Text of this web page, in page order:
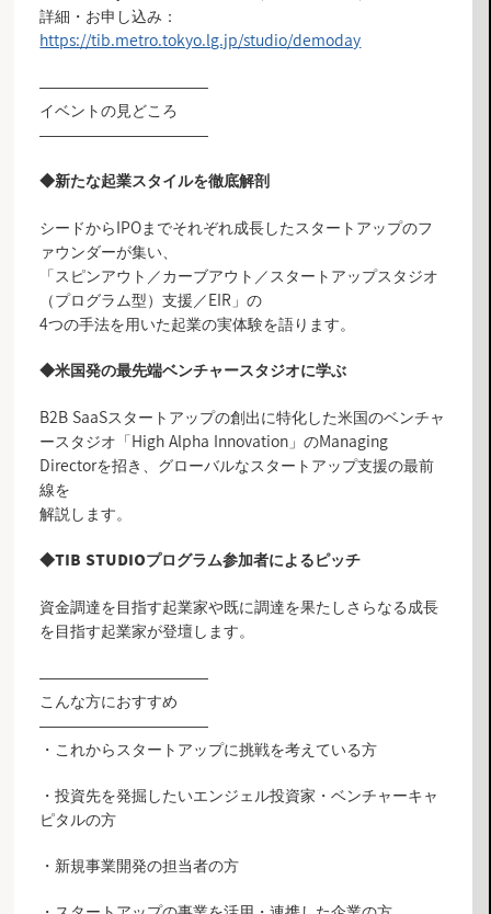
詳細・お申し込み：
https://tib.metro.tokyo.lg.jp/studio/demoday
―――――――――――
イベントの見どころ
―――――――――――
◆新たな起業スタイルを徹底解剖
シードからIPOまでそれぞれ成長したスタートアップのフ
ァウンダーが集い、
「スピンアウト／カーブアウト／スタートアップスタジオ
（プログラム型）支援／EIR」の
4つの手法を用いた起業の実体験を語ります。
◆米国発の最先端ベンチャースタジオに学ぶ
B2B SaaSスタートアップの創出に特化した米国のベンチャ
ースタジオ「High Alpha Innovation」のManaging
Directorを招き、グローバルなスタートアップ支援の最前
線を
解説します。
◆TIB STUDIOプログラム参加者によるピッチ
資金調達を目指す起業家や既に調達を果たしさらなる成長
を目指す起業家が登壇します。
―――――――――――
こんな方におすすめ
―――――――――――
・これからスタートアップに挑戦を考えている方
・投資先を発掘したいエンジェル投資家・ベンチャーキャ
ピタルの方
・新規事業開発の担当者の方